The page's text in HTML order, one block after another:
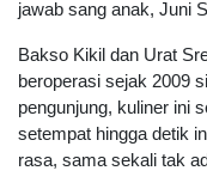
jawab sang anak, Juni
Bakso Kikil dan Urat
beroperasi sejak 2009
pengunjung, kuliner ini
setempat hingga detik
rasa, sama sekali tak